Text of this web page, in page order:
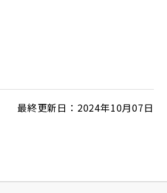
最終更新日：2024年10月07日